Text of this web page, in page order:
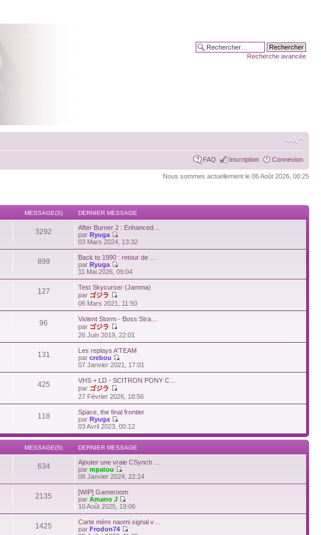
Recherche avancée
FAQ Inscription Connexion
Nous sommes actuellement le 06 Août 2026, 00:25
MESSAGE(S) DERNIER MESSAGE
3292
After Burner 2 : Enhanced…
parRyuga
03 Mars 2024, 13:32
899
Back to 1990 : retour de …
parRyuga
11 Mai 2026, 09:04
127
Test Skycurser (Jamma)
par ゴジラ
06 Mars 2021, 11:50
96
Violent Storm - Boss Stra…
par ゴジラ
26 Juin 2019, 22:01
131
Les replays A'TEAM
parcrebou
07 Janvier 2021, 17:01
425
VHS + LD - SCITRON PONY C…
par ゴジラ
27 Février 2026, 18:56
118
Space, the final frontier
parRyuga
03 Avril 2023, 00:12
MESSAGE(S) DERNIER MESSAGE
634
Ajouter une vraie CSynch …
parmpatou
08 Janvier 2024, 22:14
2135
[WIP] Gameroom
parAmano J
10 Août 2025, 19:06
1425
Carte mère naomi signal v…
parFrodon74